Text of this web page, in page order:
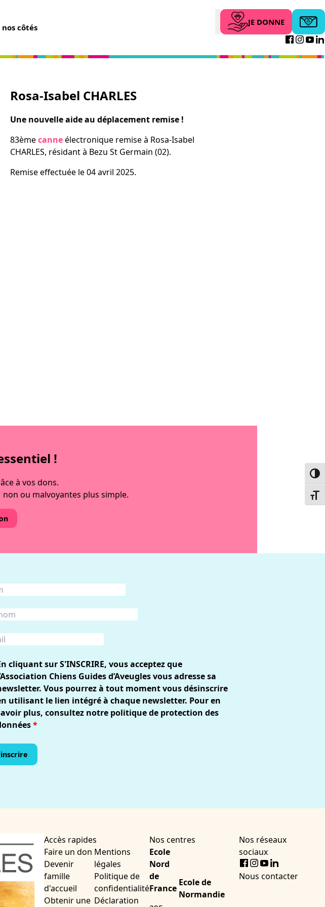
côtés Search JE DONNE
Rosa-Isabel CHARLES
Une nouvelle aide au déplacement remise !
83èmecanneélectronique remise à Rosa-Isabel
CHARLES, résidant à Bezu St Germain (02).
Remise effectuée le 04 avril 2025.
!
à vos dons.
ou malvoyantes plus simple.
cliquant sur S'INSCRIRE, vous acceptez que
Chiens Guides d’Aveugles vous adresse sa
Vous pourrez à tout moment vous désinscrire
utilisant le lien intégré à chaque newsletter. Pour en
plus, consultez notre politique de protection des
*
Accès rapides
Faire un don
Devenir
famille
d'accueil
Obtenir une
Mentions
légales
Politique de
confidentialité
Déclaration
Nos centres
Ecole
Nord
de
France
Ecole de
Normandie
Nos réseaux
sociaux
Facebook
Instagram
Youtube
Nous contacter